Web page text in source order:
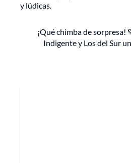
y lúdicas.
¡Qué chimba de
Indigente y Los del Sur